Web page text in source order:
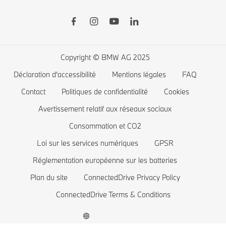
BMW Série 3
BMW Série 2
BMW Série 1
La famille BMW X1
BMW M
Voitures électriques BMW
Coût des voitures électriques
Batterie de voiture électrique
Copyright © BMW AG 2025
Déclaration d'accessibilité
Mentions légales
FAQ
Contact
Politiques de confidentialité
Cookies
Avertissement relatif aux réseaux sociaux
Consommation et CO2
Loi sur les services numériques
GPSR
Réglementation européenne sur les batteries
Plan du site
ConnectedDrive Privacy Policy
ConnectedDrive Terms & Conditions